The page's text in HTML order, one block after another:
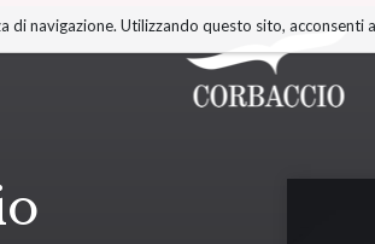
navigazione. Utilizzando questo sito, acconsenti